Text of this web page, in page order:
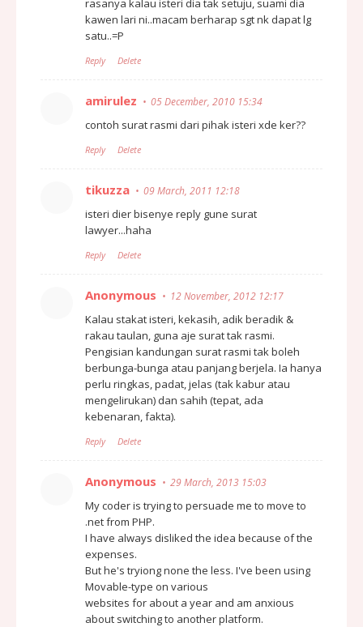
rasanya kalau isteri dia tak setuju, suami dia
kawen lari ni..macam berharap sgt nk dapat lg
satu..=P
Reply Delete
amirulez 05 December, 2010 15:34
contoh surat rasmi dari pihak isteri xde ker??
Reply Delete
tikuzza 09 March, 2011 12:18
isteri dier bisenye reply gune surat
lawyer...haha
Reply Delete
Anonymous 12 November, 2012 12:17
Kalau stakat isteri, kekasih, adik beradik &
rakau taulan, guna aje surat tak rasmi.
Pengisian kandungan surat rasmi tak boleh
berbunga-bunga atau panjang berjela. Ia hanya
perlu ringkas, padat, jelas (tak kabur atau
mengelirukan) dan sahih (tepat, ada
kebenaran, fakta).
Reply Delete
Anonymous 29 March, 2013 15:03
My coder is trying to persuade me to move to
.net from PHP.
I have always disliked the idea because of the
expenses.
But he's tryiong none the less. I've been using
Movable-type on various
websites for about a year and am anxious
about switching to another platform.